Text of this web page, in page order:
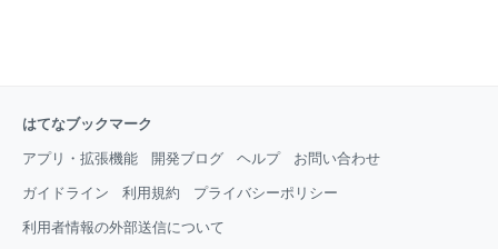
はてなブックマーク
アプリ・拡張機能 開発ブログ ヘルプ お問い合わせ
ガイドライン 利用規約 プライバシーポリシー
利用者情報の外部送信について